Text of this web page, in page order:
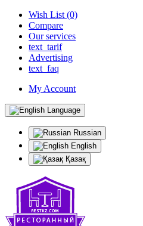
Wish List (0)
Compare
Our services
text_tarif
Advertising
text_faq
My Account
Language
Russian
English
Қазақ